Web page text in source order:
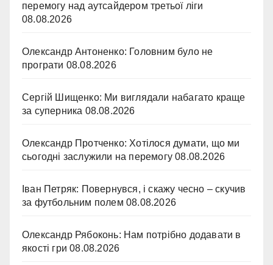
перемогу над аутсайдером третьої ліги
08.08.2026
Олександр Антоненко: Головним було не
програти 08.08.2026
Сергій Шищенко: Ми виглядали набагато краще
за суперника 08.08.2026
Олександр Протченко: Хотілося думати, що ми
сьогодні заслужили на перемогу 08.08.2026
Іван Петряк: Повернувся, і скажу чесно – скучив
за футбольним полем 08.08.2026
Олександр Рябоконь: Нам потрібно додавати в
якості гри 08.08.2026